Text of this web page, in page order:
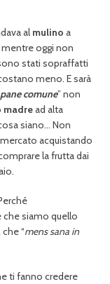
al mulino a
oggi non
stati sopraffatti
meno. E sarà
pane comune” non
madread alta
siano… Non
acquistando
la frutta dai
siamo quello
“mens sana in
ti fanno credere